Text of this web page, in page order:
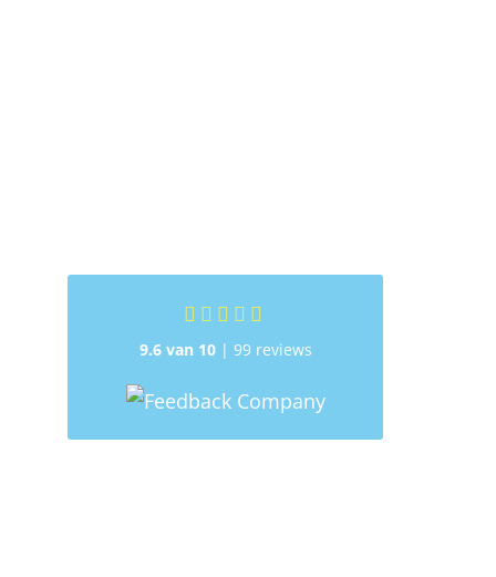
9.6 van 10| 99 reviews